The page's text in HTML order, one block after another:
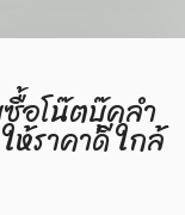
อโน๊ตบุ๊คลำ
ห้ราคาดี ใกล้